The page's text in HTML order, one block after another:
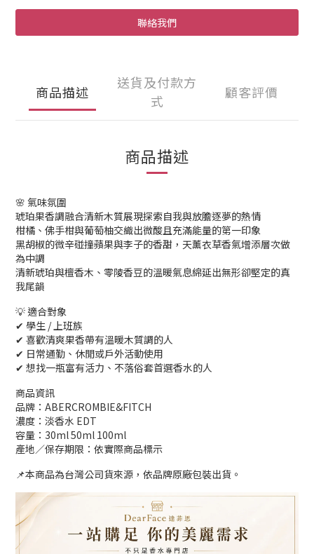
聯絡我們
商品描述
送貨及付款方
式
顧客評價
商品描述
🌸 氣味氛圍
琥珀果香調融合清新木質展現探索自我與放膽逐夢的熱情
柑橘、佛手柑與葡萄柚交織出微酸且充滿能量的第一印象
黑胡椒的微辛碰撞蘋果與李子的香甜，天薰衣草香氣增添層次做
為中調
清新琥珀與檀香木、零陵香豆的溫暖氣息綿延出無形卻堅定的真
我尾韻
💡 適合對象
✔ 學生 / 上班族
✔ 喜歡清爽果香帶有溫暖木質調的人
✔ 日常通勤、休閒或戶外活動使用
✔ 想找一瓶富有活力、不落俗套首選香水的人
商品資訊
品牌：ABERCROMBIE&FITCH
濃度：淡香水 EDT
容量：30ml 50ml 100ml
產地／保存期限：依實際商品標示
📌本商品為台灣公司貨來源，依品牌原廠包裝出貨。